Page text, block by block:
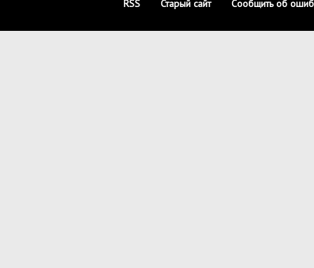
RSS Старый сайт Сообщить об